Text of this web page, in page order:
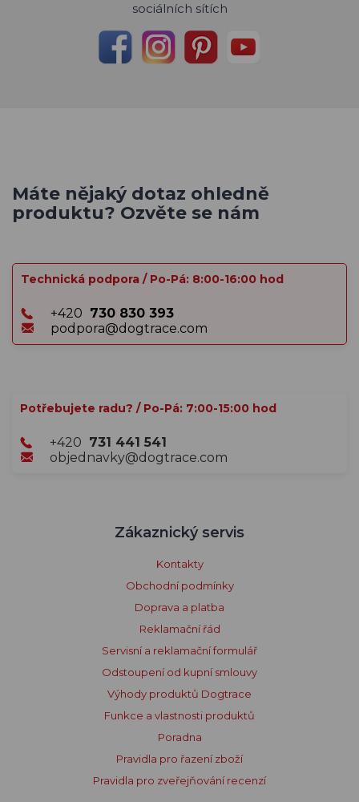
sociálních sítích
Máte nějaký dotaz ohledně
produktu? Ozvěte se nám
Technická podpora / Po-Pá: 8:00-16:00 hod
+420 730 830 393
podpora@dogtrace.com
Potřebujete radu? / Po-Pá: 7:00-15:00 hod
+420 731 441 541
objednavky@dogtrace.com
Zákaznický servis
Kontakty
Obchodní podmínky
Doprava a platba
Reklamační řád
Servisní a reklamační formulář
Odstoupení od kupní smlouvy
Výhody produktů Dogtrace
Funkce a vlastnosti produktů
Poradna
Pravidla pro řazení zboží
Pravidla pro zveřejňování recenzí